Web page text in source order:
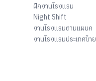
ฝึกงานโรงแรม
Night Shift
งานโรงแรมตามแผนก
งานโรงแรมประเทศไทย